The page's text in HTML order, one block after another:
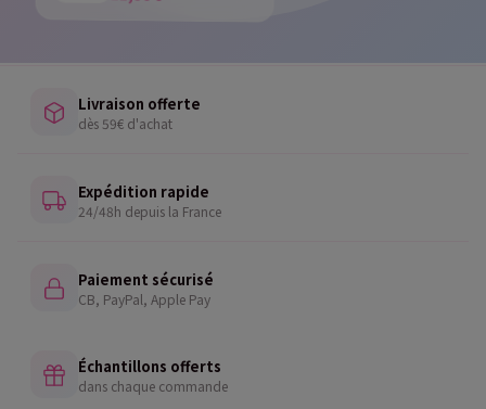
Livraison offerte
dès 59€ d'achat
Expédition rapide
24/48h depuis la France
Paiement sécurisé
CB, PayPal, Apple Pay
Échantillons offerts
dans chaque commande